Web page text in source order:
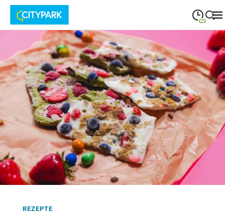
Suche schließen
Montag
MONTAG 19:30
Dienstag
DIENSTAG 09:00—19:30
Mittwoch
MITTWOCH 09:00—19:30
Donnerstag
DONNERSTAG 09:00— 19:30
Freitag
FREITAG 09:00—19:30
Samstag
SAMSTAG 09:00—
REZEPTE